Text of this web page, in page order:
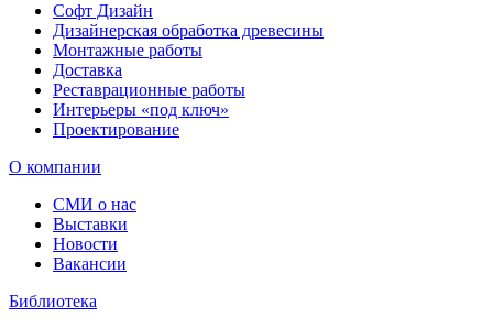
Софт Дизайн
Дизайнерская обработка древесины
Монтажные работы
Доставка
Реставрационные работы
Интерьеры «под ключ»
Проектирование
О компании
СМИ о нас
Выставки
Новости
Вакансии
Библиотека